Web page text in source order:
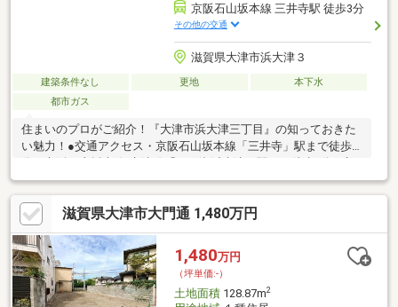
京阪石山坂本線 三井寺駅 徒歩3分
その他の交通
滋賀県大津市浜大津３
建築条件なし 更地
本下水
都市ガス
住まいのプロがご紹介！『大津市浜大津三丁目』の知っておきた
い魅力！●交通アクセス・京阪石山坂本線「三井寺」駅まで徒歩3
分・京阪石山坂本線/京津線「びわ湖浜大津」駅まで徒歩8分 ※京
津線の始発駅・JR東海道本線「大津」駅まで徒歩18分●土地面積
278.28㎡(約84.17坪)！※有効宅地面積：約211.28㎡（約63.91坪）●
前面道路は西側、幅員約16.0mの公道です。●現況更地(駐車場)で
す。●商業地域内に位置しています。●建ぺい率80%、容積率
400%。●お好きなハウスメーカー・工務店をご利用いただけま
す。●ミニストップ大津大門通店まで徒歩3分(約240m)です。
滋賀県大津市大門通 1,480万円
1,480万円
（坪単価:-）
土地面積128.87m2